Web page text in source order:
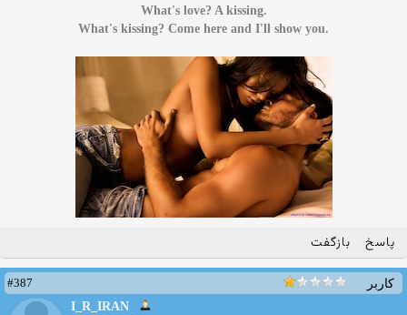
.What's love? A kissing
.What's kissing? Come here and I'll show you
پاسخ بازگفت
کاربر
#387
I_R_IRAN